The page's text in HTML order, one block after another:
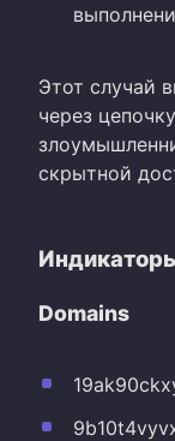
Этот случай
через
скрытной
Domains